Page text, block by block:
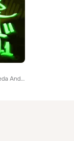
Various Artists, Alex Seda And Phabulous Phunk, Jonny Montana Pres Stephanie Cooke, Joy Kitikonti & David Rott, Union Jackers, R...